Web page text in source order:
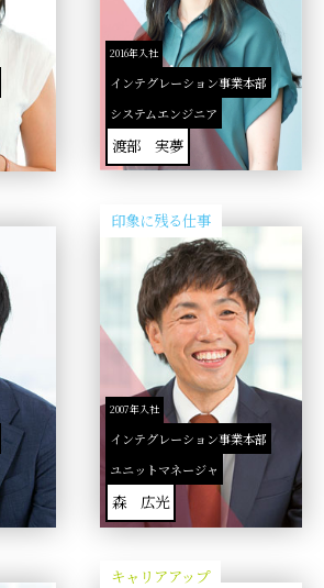
2016年入社
インテグレーション事業本部
システムエンジニア
渡部 実夢
印象に残る仕事
2007年入社
インテグレーション事業本部
ユニットマネージャ
森 広光
キャリアアップ